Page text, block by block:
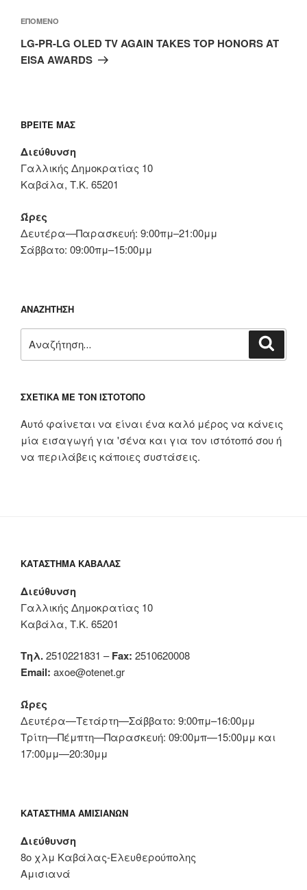
Επόμενο
άρθρο
ΕΠΌΜΕΝΟ
LG-PR-LG OLED TV AGAIN TAKES TOP HONORS AT
EISA AWARDS
ΒΡΕΊΤΕ ΜΑΣ
Διεύθυνση
Γαλλικής Δημοκρατίας 10
Καβάλα, Τ.Κ. 65201
Ώρες
Δευτέρα—Παρασκευή: 9:00πμ–21:00μμ
Σάββατο: 09:00πμ–15:00μμ
ΑΝΑΖΉΤΗΣΗ
για:
ΣΧΕΤΙΚΆ ΜΕ ΤΟΝ ΙΣΤΌΤΟΠΟ
Αυτό φαίνεται να είναι ένα καλό μέρος να κάνεις
μία εισαγωγή για 'σένα και για τον ιστότοπό σου ή
να περιλάβεις κάποιες συστάσεις.
ΚΑΤΆΣΤΗΜΑ ΚΑΒΆΛΑΣ
Διεύθυνση
Γαλλικής Δημοκρατίας 10
Καβάλα, Τ.Κ. 65201
Τηλ.2510221831 –Fax: 2510620008
Email: axoe@otenet.gr
Ώρες
Δευτέρα—Τετάρτη—Σάββατο: 9:00πμ–16:00μμ
Τρίτη—Πέμπτη—Παρασκευή: 09:00μπ—15:00μμ και
17:00μμ—20:30μμ
ΚΑΤΆΣΤΗΜΑ ΑΜΙΣΙΑΝΏΝ
Διεύθυνση
8ο χλμ Καβάλας-Ελευθερούπολης
Αμισιανά